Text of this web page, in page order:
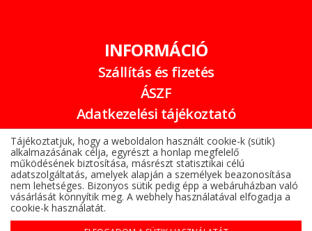
INFORMÁCIÓ
Szállítás és fizetés
ÁSZF
Adatkezelési tájékoztató
Garancia
Online elállási nyilatkozat
Tájékoztatjuk, hogy a weboldalon használt cookie-k (sütik)
alkalmazásának célja, egyrészt a honlap megfelelő
működésének biztosítása, másrészt statisztikai célú
adatszolgáltatás, amelyek alapján a személyek beazonosítása
nem lehetséges. Bizonyos sütik pedig épp a webáruházban való
vásárlását könnyítik meg. A webhely használatával elfogadja a
cookie-k használatát.